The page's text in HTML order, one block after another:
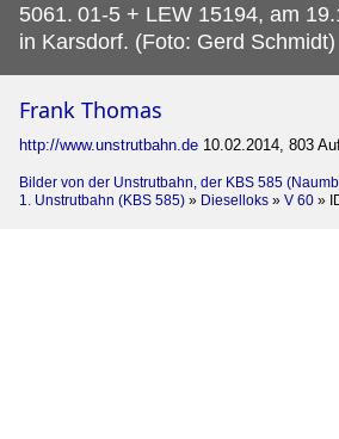
5061. 01-5 + LEW 15194, am
in Karsdorf. (Foto: Gerd Schmidt)
Frank Thomas
http://www.unstrutbahn.de 10.02.2014, 803
Bilder von der Unstrutbahn, der KBS 585
1. Unstrutbahn (KBS 585) » Dieselloks » V 60 »